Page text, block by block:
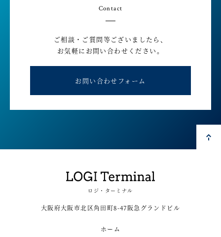
Contact
ご相談・ご質問等ございましたら、
お気軽にお問い合わせください。
お問い合わせフォーム
ロジ・ターミナル
大阪府大阪市北区角田町8-47阪急グランドビル
ホーム